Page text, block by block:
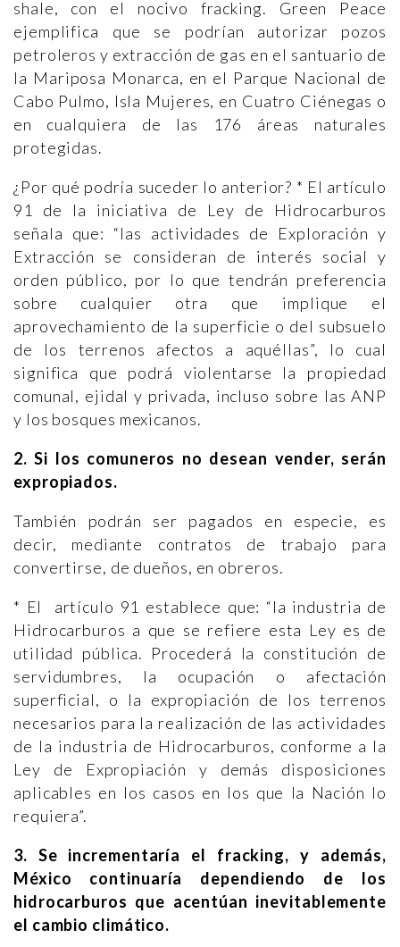
shale, con el nocivo fracking. Green Peace
ejemplifica que se podrían autorizar pozos
petroleros y extracción de gas en el santuario de
la Mariposa Monarca, en el Parque Nacional de
Cabo Pulmo, Isla Mujeres, en Cuatro Ciénegas o
en cualquiera de las 176 áreas naturales
protegidas.
¿Por qué podría suceder lo anterior? * El artículo
91 de la iniciativa de Ley de Hidrocarburos
señala que: “las actividades de Exploración y
Extracción se consideran de interés social y
orden público, por lo que tendrán preferencia
sobre cualquier otra que implique el
aprovechamiento de la superficie o del subsuelo
de los terrenos afectos a aquéllas”, lo cual
significa que podrá violentarse la propiedad
comunal, ejidal y privada, incluso sobre las ANP
y los bosques mexicanos.
2. Si los comuneros no desean vender, serán
expropiados.
También podrán ser pagados en especie, es
decir, mediante contratos de trabajo para
convertirse, de dueños, en obreros.
* El artículo 91 establece que: “la industria de
Hidrocarburos a que se refiere esta Ley es de
utilidad pública. Procederá la constitución de
servidumbres, la ocupación o afectación
superficial, o la expropiación de los terrenos
necesarios para la realización de las actividades
de la industria de Hidrocarburos, conforme a la
Ley de Expropiación y demás disposiciones
aplicables en los casos en los que la Nación lo
requiera”.
3. Se incrementaría el fracking, y además,
México continuaría dependiendo de los
hidrocarburos que acentúan inevitablemente
el cambio climático.